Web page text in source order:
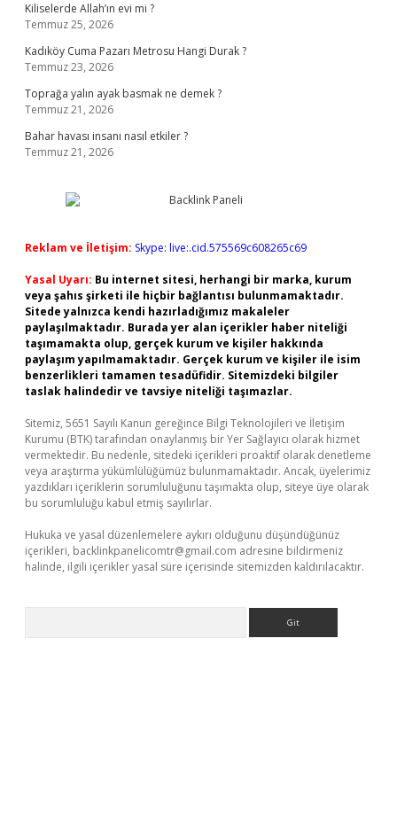
Kiliselerde Allah’ın evi mi ?
Temmuz 25, 2026
Kadıköy Cuma Pazarı Metrosu Hangi Durak ?
Temmuz 23, 2026
Toprağa yalın ayak basmak ne demek ?
Temmuz 21, 2026
Bahar havası insanı nasıl etkiler ?
Temmuz 21, 2026
Reklam ve İletişim: Skype: live:.cid.575569c608265c69
Yasal Uyarı: Bu internet sitesi, herhangi bir marka, kurum
veya şahıs şirketi ile hiçbir bağlantısı bulunmamaktadır.
Sitede yalnızca kendi hazırladığımız makaleler
paylaşılmaktadır. Burada yer alan içerikler haber niteliği
taşımamakta olup, gerçek kurum ve kişiler hakkında
paylaşım yapılmamaktadır. Gerçek kurum ve kişiler ile isim
benzerlikleri tamamen tesadüfidir. Sitemizdeki bilgiler
taslak halindedir ve tavsiye niteliği taşımazlar.
Sitemiz, 5651 Sayılı Kanun gereğince Bilgi Teknolojileri ve İletişim
Kurumu (BTK) tarafından onaylanmış bir Yer Sağlayıcı olarak hizmet
vermektedir. Bu nedenle, sitedeki içerikleri proaktif olarak denetleme
veya araştırma yükümlülüğümüz bulunmamaktadır. Ancak, üyelerimiz
yazdıkları içeriklerin sorumluluğunu taşımakta olup, siteye üye olarak
bu sorumluluğu kabul etmiş sayılırlar.
Hukuka ve yasal düzenlemelere aykırı olduğunu düşündüğünüz
içerikleri, backlinkpanelicomtr@gmail.com adresine bildirmeniz
halinde, ilgili içerikler yasal süre içerisinde sitemizden kaldırılacaktır.